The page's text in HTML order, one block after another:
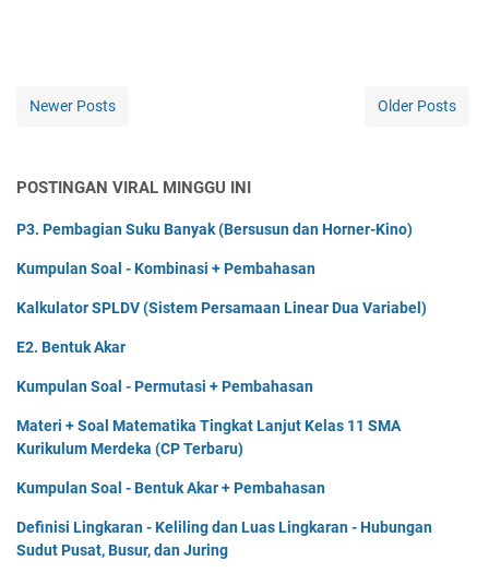
Newer Posts Older Posts
POSTINGAN VIRAL MINGGU INI
P3. Pembagian Suku Banyak (Bersusun dan Horner-Kino)
Kumpulan Soal - Kombinasi + Pembahasan
Kalkulator SPLDV (Sistem Persamaan Linear Dua Variabel)
E2. Bentuk Akar
Kumpulan Soal - Permutasi + Pembahasan
Materi + Soal Matematika Tingkat Lanjut Kelas 11 SMA
Kurikulum Merdeka (CP Terbaru)
Kumpulan Soal - Bentuk Akar + Pembahasan
Definisi Lingkaran - Keliling dan Luas Lingkaran - Hubungan
Sudut Pusat, Busur, dan Juring